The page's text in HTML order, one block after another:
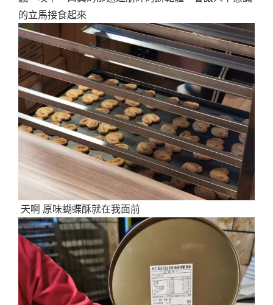
的立馬接食起來
天啊 原味蝴蝶酥就在我面前